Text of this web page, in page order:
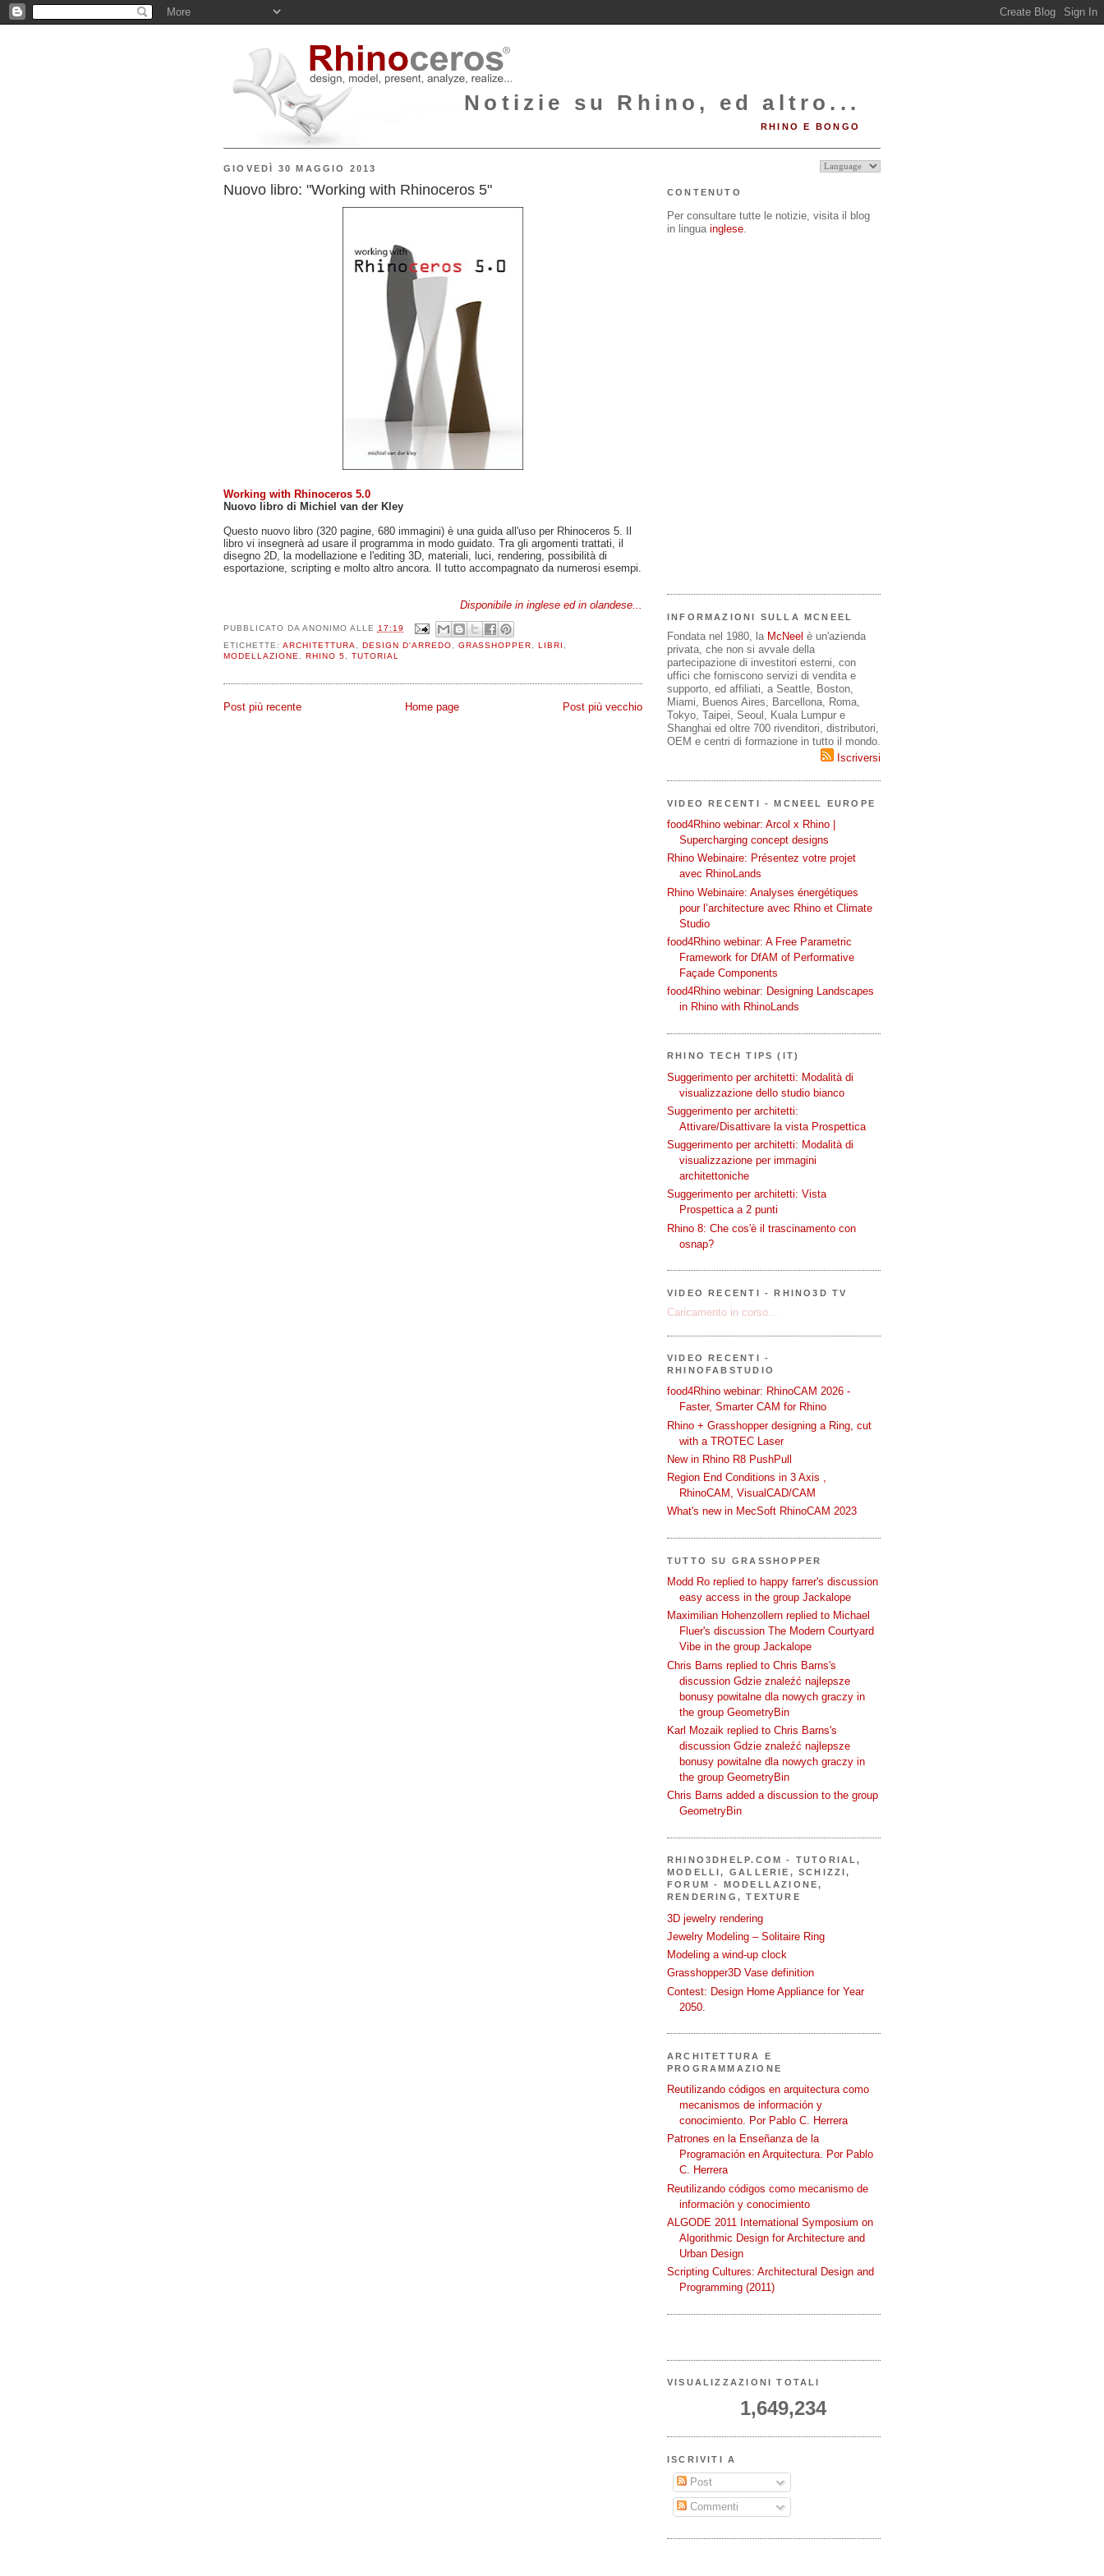
Notizie su Rhino, ed altro...
RHINO E BONGO
GIOVEDÌ 30 MAGGIO 2013
Nuovo libro: "Working with Rhinoceros 5"
Working with Rhinoceros 5.0
Nuovo libro di Michiel van der Kley
Questo nuovo libro (320 pagine, 680 immagini) è una guida all'uso per Rhinoceros 5. Il
libro vi insegnerà ad usare il programma in modo guidato. Tra gli argomenti trattati, il
disegno 2D, la modellazione e l'editing 3D, materiali, luci, rendering, possibilità di
esportazione, scripting e molto altro ancora. Il tutto accompagnato da numerosi esempi.
Disponibile in inglese ed in olandese...
PUBBLICATO DA ANONIMO ALLE
17:19
ETICHETTE: ARCHITETTURA, DESIGN D'ARREDO, GRASSHOPPER, LIBRI ,
MODELLAZIONE, RHINO 5, TUTORIAL
Post più recente Post più vecchio
Home page
CONTENUTO
Per consultare tutte le notizie, visita il blog
in lingua inglese
INFORMAZIONI SULLA MCNEEL
Fondata nel 1980, la McNeel è un'azienda
privata, che non si avvale della
partecipazione di investitori esterni, con
uffici che forniscono servizi di vendita e
supporto, ed affiliati, a Seattle, Boston,
Miami, Buenos Aires, Barcellona, Roma,
Tokyo, Taipei, Seoul, Kuala Lumpur e
Shanghai ed oltre 700 rivenditori, distributori,
OEM e centri di formazione in tutto il mondo.
Iscriversi
VIDEO RECENTI - MCNEEL EUROPE
food4Rhino webinar: Arcol x Rhino |
Supercharging concept designs
Rhino Webinaire: Présentez votre projet
avec RhinoLands
Rhino Webinaire: Analyses énergétiques
pour l’architecture avec Rhino et Climate
Studio
food4Rhino webinar: A Free Parametric
Framework for DfAM of Performative
Façade Components
food4Rhino webinar: Designing Landscapes
in Rhino with RhinoLands
RHINO TECH TIPS (IT)
Suggerimento per architetti: Modalità di
visualizzazione dello studio bianco
Suggerimento per architetti:
Attivare/Disattivare la vista Prospettica
Suggerimento per architetti: Modalità di
visualizzazione per immagini
architettoniche
Suggerimento per architetti: Vista
Prospettica a 2 punti
Rhino 8: Che cos'è il trascinamento con
osnap?
VIDEO RECENTI - RHINO3D TV
Caricamento in corso...
VIDEO RECENTI -
RHINOFABSTUDIO
food4Rhino webinar: RhinoCAM 2026 -
Faster, Smarter CAM for Rhino
Rhino + Grasshopper designing a Ring, cut
with a TROTEC Laser
New in Rhino R8 PushPull
Region End Conditions in 3 Axis ,
RhinoCAM, VisualCAD/CAM
What's new in MecSoft RhinoCAM 2023
TUTTO SU GRASSHOPPER
Modd Ro replied to happy farrer's discussion
easy access in the group Jackalope
Maximilian Hohenzollern replied to Michael
Fluer's discussion The Modern Courtyard
Vibe in the group Jackalope
Chris Barns replied to Chris Barns's
discussion Gdzie znaleźć najlepsze
bonusy powitalne dla nowych graczy in
the group GeometryBin
Karl Mozaik replied to Chris Barns's
discussion Gdzie znaleźć najlepsze
bonusy powitalne dla nowych graczy in
the group GeometryBin
Chris Barns added a discussion to the group
GeometryBin
RHINO3DHELP.COM - TUTORIAL,
MODELLI, GALLERIE, SCHIZZI,
FORUM - MODELLAZIONE,
RENDERING, TEXTURE
3D jewelry rendering
Jewelry Modeling – Solitaire Ring
Modeling a wind-up clock
Grasshopper3D Vase definition
Contest: Design Home Appliance for Year
2050.
ARCHITETTURA E
PROGRAMMAZIONE
Reutilizando códigos en arquitectura como
mecanismos de información y
conocimiento. Por Pablo C. Herrera
Patrones en la Enseñanza de la
Programación en Arquitectura. Por Pablo
C. Herrera
Reutilizando códigos como mecanismo de
información y conocimiento
ALGODE 2011 International Symposium on
Algorithmic Design for Architecture and
Urban Design
Scripting Cultures: Architectural Design and
Programming (2011)
VISUALIZZAZIONI TOTALI
1,649,234
ISCRIVITI A
Post
Commenti